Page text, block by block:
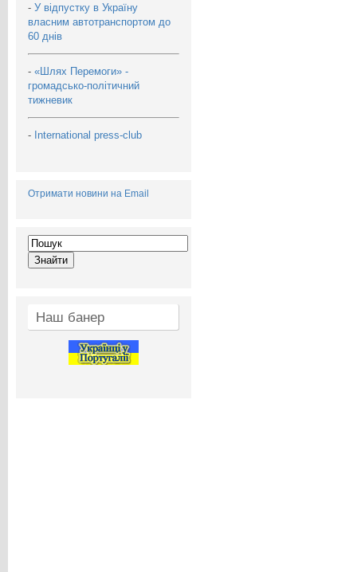
- У відпустку в Україну
власним автотранспортом до
60 днів
- «Шлях Перемоги» -
громадсько-політичний
тижневик
- International press-club
Отримати новини на Email
Наш банер